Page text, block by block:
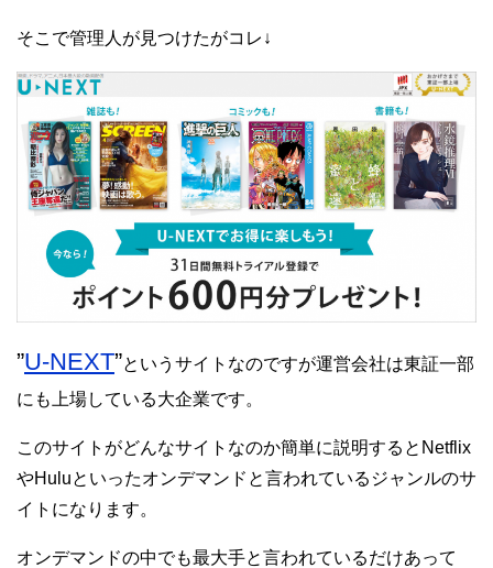
そこで管理人が見つけたがコレ↓
”U-NEXT”というサイトなのですが運営会社は東証一部
にも上場している大企業です。
このサイトがどんなサイトなのか簡単に説明するとNetflix
やHuluといったオンデマンドと言われているジャンルのサ
イトになります。
オンデマンドの中でも最大手と言われているだけあって